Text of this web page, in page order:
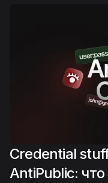
Credential
AntiPublic: